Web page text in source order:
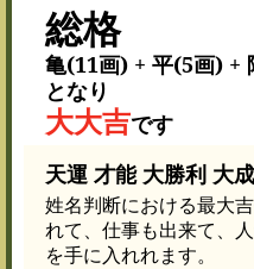
総格
亀(11画) + 平(5画) +
となり
大大吉です
天運 才能 大勝利 大
姓名判断における最大
れて、仕事も出来て、
を手に入れれます。